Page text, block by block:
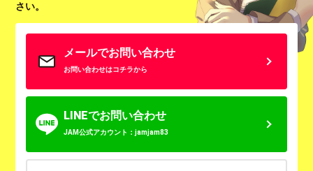
さい。
メールでお問い合わせ
お問い合わせはコチラから
LINEでお問い合わせ
JAM公式アカウント：jamjam83